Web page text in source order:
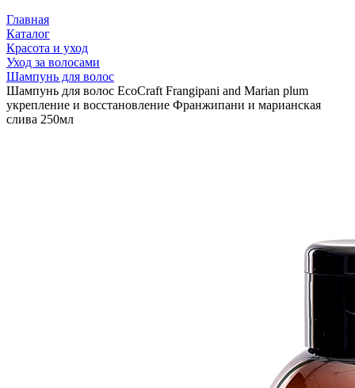
Главная
Каталог
Красота и уход
Уход за волосами
Шампунь для волос
Шампунь для волос EcoCraft Frangipani and Marian plum
укрепление и восстановление Франжипани и марианская
слива 250мл